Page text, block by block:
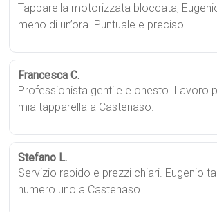
Tapparella motorizzata bloccata,
meno di un’ora. Puntuale e preciso.
Francesca C.
Professionista gentile e onesto. Lavoro
mia tapparella a Castenaso.
Stefano L.
Servizio rapido e prezzi chiari. Eugenio
numero uno a Castenaso.